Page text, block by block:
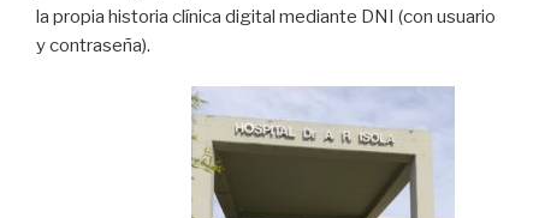
la propia historia clínica digital mediante DNI (con usuario
y contraseña).